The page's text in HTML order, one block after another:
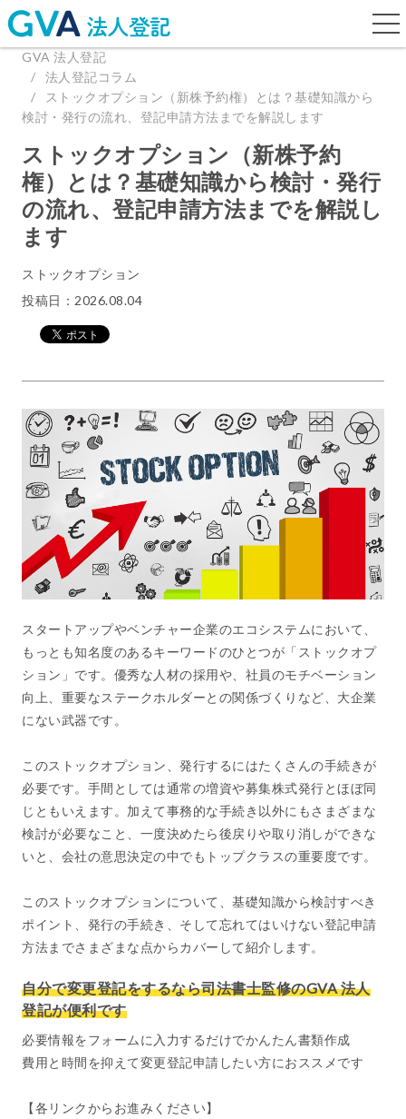
GVA 法人登記
法人登記コラム
ストックオプション（新株予約権）とは？基礎知識から
検討・発行の流れ、登記申請方法までを解説します
ストックオプション（新株予約
権）とは？基礎知識から検討・発行
の流れ、登記申請方法までを解説し
ます
ストックオプション
投稿日：2026.08.04
スタートアップやベンチャー企業のエコシステムにおいて、
もっとも知名度のあるキーワードのひとつが「ストックオプ
ション」です。優秀な人材の採用や、社員のモチベーション
向上、重要なステークホルダーとの関係づくりなど、大企業
にない武器です。
このストックオプション、発行するにはたくさんの手続きが
必要です。手間としては通常の増資や募集株式発行とほぼ同
じともいえます。加えて事務的な手続き以外にもさまざまな
検討が必要なこと、一度決めたら後戻りや取り消しができな
いと、会社の意思決定の中でもトップクラスの重要度です。
このストックオプションについて、基礎知識から検討すべき
ポイント、発行の手続き、そして忘れてはいけない登記申請
方法までさまざまな点からカバーして紹介します。
自分で変更登記をするなら司法書士監修のGVA 法人
登記が便利です
必要情報をフォームに入力するだけでかんたん書類作成
費用と時間を抑えて変更登記申請したい方におススメです
【各リンクからお進みください】